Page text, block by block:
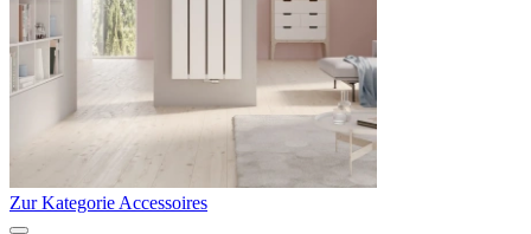
Zur Kategorie Accessoires